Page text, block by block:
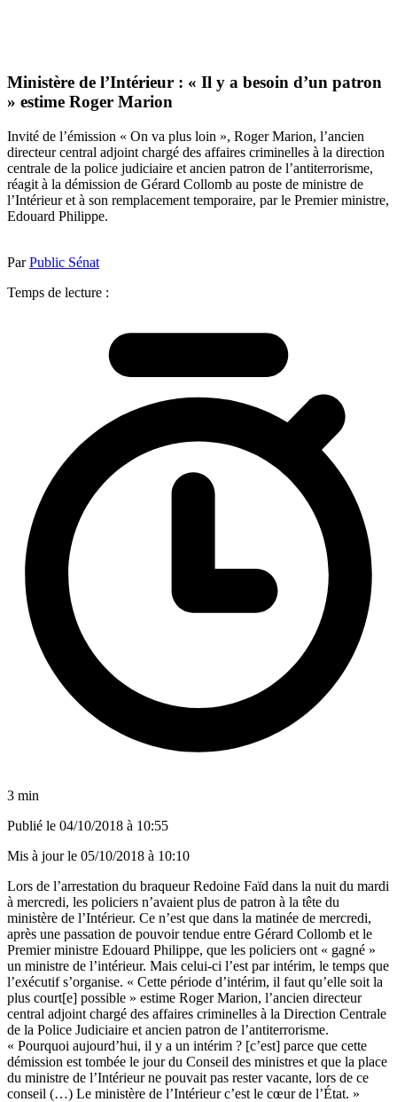
Ministère de l’Intérieur : « Il y a besoin d’un patron
» estime Roger Marion
Invité de l’émission « On va plus loin », Roger Marion, l’ancien
directeur central adjoint chargé des affaires criminelles à la direction
centrale de la police judiciaire et ancien patron de l’antiterrorisme,
réagit à la démission de Gérard Collomb au poste de ministre de
l’Intérieur et à son remplacement temporaire, par le Premier ministre,
Edouard Philippe.
ParPublic Sénat
Temps de lecture :
3 min
Publié le 04/10/2018 à 10:55
Mis à jour le 05/10/2018 à 10:10
Lors de l’arrestation du braqueur Redoine Faïd dans la nuit du mardi
à mercredi, les policiers n’avaient plus de patron à la tête du
ministère de l’Intérieur. Ce n’est que dans la matinée de mercredi,
après une passation de pouvoir tendue entre Gérard Collomb et le
Premier ministre Edouard Philippe, que les policiers ont « gagné »
un ministre de l’intérieur. Mais celui-ci l’est par intérim, le temps que
l’exécutif s’organise. « Cette période d’intérim, il faut qu’elle soit la
plus court[e] possible » estime Roger Marion, l’ancien directeur
central adjoint chargé des affaires criminelles à la Direction Centrale
de la Police Judiciaire et ancien patron de l’antiterrorisme.
« Pourquoi aujourd’hui, il y a un intérim ? [c’est] parce que cette
démission est tombée le jour du Conseil des ministres et que la place
du ministre de l’Intérieur ne pouvait pas rester vacante, lors de ce
conseil (…) Le ministère de l’Intérieur c’est le cœur de l’État. »